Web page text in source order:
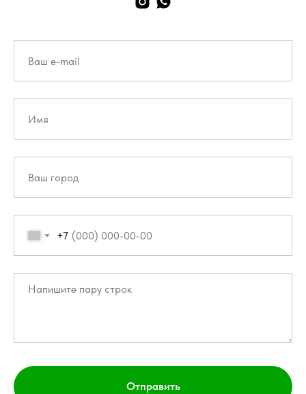
+7
Отправить